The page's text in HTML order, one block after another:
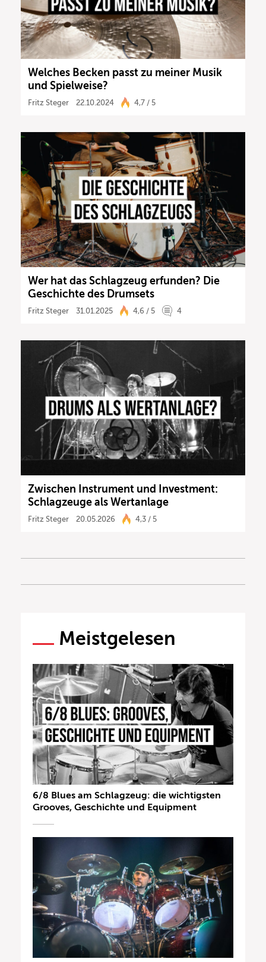
Welches Becken passt zu meiner Musik
und Spielweise?
Fritz Steger 22.10.2024 4,7 / 5
Wer hat das Schlagzeug erfunden? Die
Geschichte des Drumsets
Fritz Steger 31.01.2025 4,6 / 5 4
Zwischen Instrument und Investment:
Schlagzeuge als Wertanlage
Fritz Steger 20.05.2026 4,3 / 5
Meistgelesen
6/8 Blues am Schlagzeug: die wichtigsten
Grooves, Geschichte und Equipment